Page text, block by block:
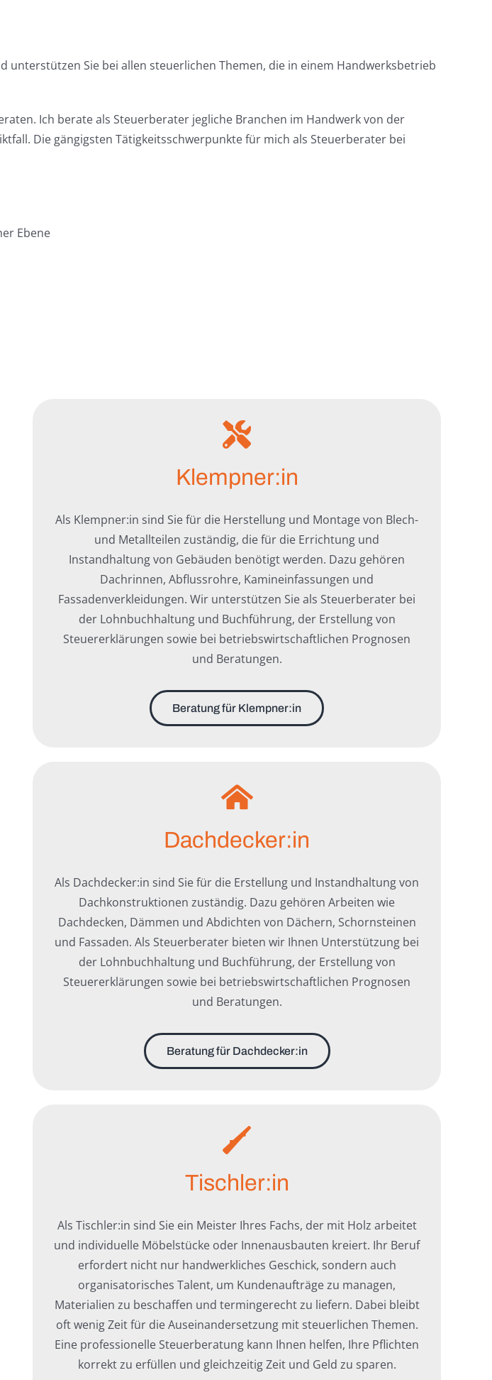
Sie bei allen steuerlichen Themen, die in einem Handwerksbetrieb
Ich berate als Steuerberater jegliche Branchen im Handwerk von der
Die gängigsten Tätigkeitsschwerpunkte für mich als Steuerberater bei
Ebene
Klempner:in
Als Klempner:in sind Sie für die Herstellung und Montage von Blech-
und Metallteilen zuständig, die für die Errichtung und
Instandhaltung von Gebäuden benötigt werden. Dazu gehören
Dachrinnen, Abflussrohre, Kamineinfassungen und
Fassadenverkleidungen. Wir unterstützen Sie als Steuerberater bei
der Lohnbuchhaltung und Buchführung, der Erstellung von
Steuererklärungen sowie bei betriebswirtschaftlichen Prognosen
und Beratungen.
Beratung für Klempner:in
Dachdecker:in
Als Dachdecker:in sind Sie für die Erstellung und Instandhaltung von
Dachkonstruktionen zuständig. Dazu gehören Arbeiten wie
Dachdecken, Dämmen und Abdichten von Dächern, Schornsteinen
und Fassaden. Als Steuerberater bieten wir Ihnen Unterstützung bei
der Lohnbuchhaltung und Buchführung, der Erstellung von
Steuererklärungen sowie bei betriebswirtschaftlichen Prognosen
und Beratungen.
Beratung für Dachdecker:in
Tischler:in
Als Tischler:in sind Sie ein Meister Ihres Fachs, der mit Holz arbeitet
und individuelle Möbelstücke oder Innenausbauten kreiert. Ihr Beruf
erfordert nicht nur handwerkliches Geschick, sondern auch
organisatorisches Talent, um Kundenaufträge zu managen,
Materialien zu beschaffen und termingerecht zu liefern. Dabei bleibt
oft wenig Zeit für die Auseinandersetzung mit steuerlichen Themen.
Eine professionelle Steuerberatung kann Ihnen helfen, Ihre Pflichten
korrekt zu erfüllen und gleichzeitig Zeit und Geld zu sparen.